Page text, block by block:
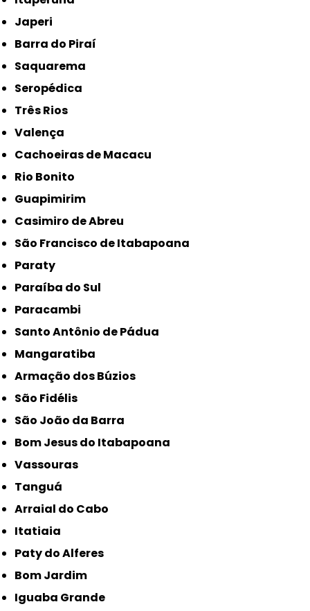
Japeri
Barra do Piraí
Saquarema
Seropédica
Três Rios
Valença
Cachoeiras de Macacu
Rio Bonito
Guapimirim
Casimiro de Abreu
São Francisco de Itabapoana
Paraty
Paraíba do Sul
Paracambi
Santo Antônio de Pádua
Mangaratiba
Armação dos Búzios
São Fidélis
São João da Barra
Bom Jesus do Itabapoana
Vassouras
Tanguá
Arraial do Cabo
Itatiaia
Paty do Alferes
Bom Jardim
Iguaba Grande